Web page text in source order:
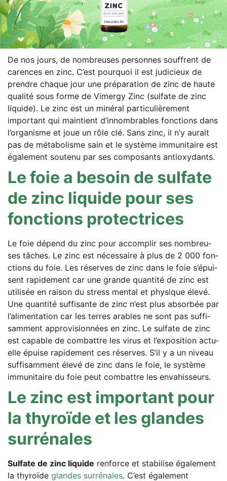
De nos jours, de nombreu­ses per­son­nes souf­frent de
caren­ces en zinc. C’est pour­quoi il est judi­cieux de
prend­re chaque jour une pré­pa­ra­ti­on de zinc de hau­te
qua­li­té sous for­me de Vimer­gy Zinc (sul­fa­te de zinc
liqui­de). Le zinc est un miné­ral par­ti­cu­liè­re­ment
important qui main­ti­ent d’innombrables fon­c­tions dans
l’organisme et joue un rôle clé. Sans zinc, il n’y aurait
pas de méta­bo­lis­me sain et le sys­tème immu­ni­taire est
éga­le­ment sou­tenu par ses com­po­sants antioxydants.
Le foie a beso­in de sul­fa­te
de zinc liqui­de pour ses
fon­c­tions protectrices
Le foie dépend du zinc pour accom­plir ses nombreu­
ses tâches. Le zinc est néces­saire à plus de 2 000 fon­
c­tions du foie. Les réser­ves de zinc dans le foie s’é­pui­
sent rapi­de­ment car une gran­de quan­ti­té de zinc est
uti­li­sée en rai­son du stress men­tal et phy­si­que éle­vé.
Une quan­ti­té suf­fi­san­te de zinc n’est plus absor­bée par
l’a­li­men­ta­ti­on car les ter­res ara­bles ne sont pas suf­fi­
sam­ment appro­vi­si­onnées en zinc. Le sul­fa­te de zinc
est capa­ble de com­b­att­re les virus et l’ex­po­si­ti­on actu­
el­le épui­se rapi­de­ment ces réser­ves. S’il y a un niveau
suf­fi­sam­ment éle­vé de zinc dans le foie, le sys­tème
immu­ni­taire du foie peut com­b­att­re les envahisseurs.
Le zinc est important pour
la thy­ro­ï­de et les glan­des
surrénales
Sul­fa­te de zinc liqui­de ren­force et sta­bi­li­se éga­le­ment
la thy­ro­ï­de glan­des sur­ré­na­les. C’est éga­le­ment